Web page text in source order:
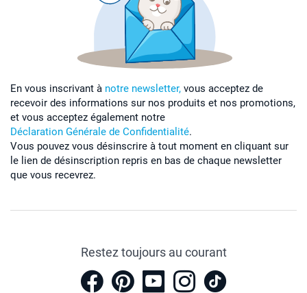
En vous inscrivant à notre newsletter, vous acceptez de
recevoir des informations sur nos produits et nos promotions,
et vous acceptez également notre
Déclaration Générale de Confidentialité.
Vous pouvez vous désinscrire à tout moment en cliquant sur
le lien de désinscription repris en bas de chaque newsletter
que vous recevrez.
Restez toujours au courant